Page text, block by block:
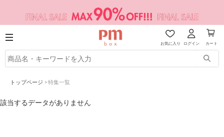
お気に入り ログイン カート
トップページ >特集一覧
該当するデータがありません